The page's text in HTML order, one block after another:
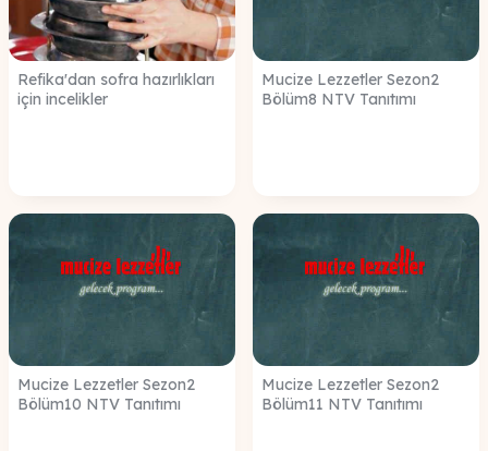
Refika'dan sofra hazırlıkları
için incelikler
Mucize Lezzetler Sezon2
Bölüm8 NTV Tanıtımı
Mucize Lezzetler Sezon2
Bölüm10 NTV Tanıtımı
Mucize Lezzetler Sezon2
Bölüm11 NTV Tanıtımı